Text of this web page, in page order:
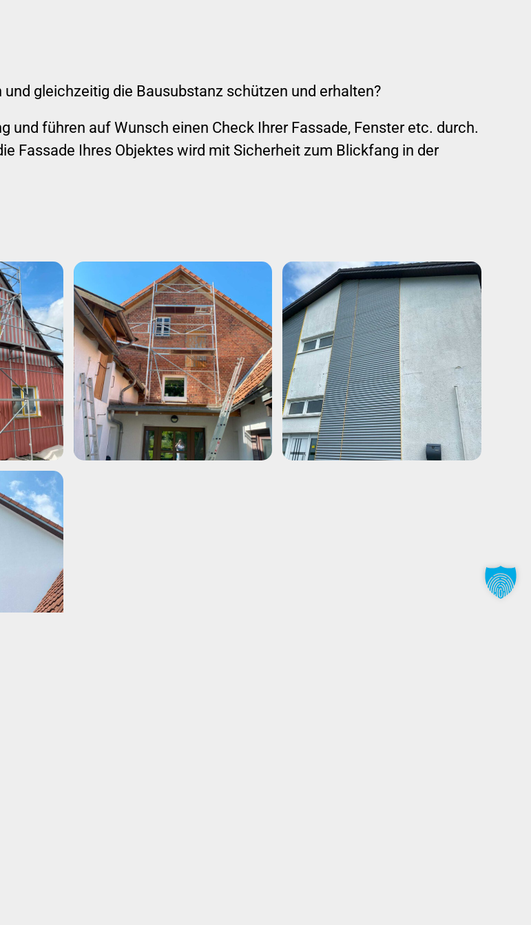
gleichzeitig die Bausubstanz schützen und erhalten?
und führen auf Wunsch einen Check Ihrer Fassade, Fenster etc. durch.
Fassade Ihres Objektes wird mit Sicherheit zum Blickfang in der